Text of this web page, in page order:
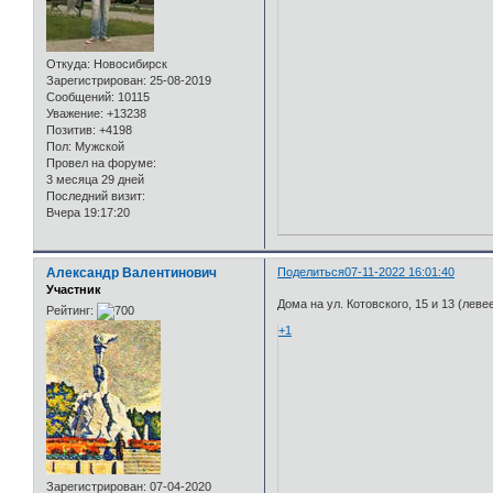
Откуда: Новосибирск
Зарегистрирован: 25-08-2019
Сообщений: 10115
Уважение: +13238
Позитив: +4198
Пол: Мужской
Провел на форуме:
3 месяца 29 дней
Последний визит:
Вчера 19:17:20
Поделиться07-11-2022 16:01:40
Александр Валентинович
Участник
Рейтинг:
Зарегистрирован: 07-04-2020
Дома на ул. Котовского, 15 и 13
+1